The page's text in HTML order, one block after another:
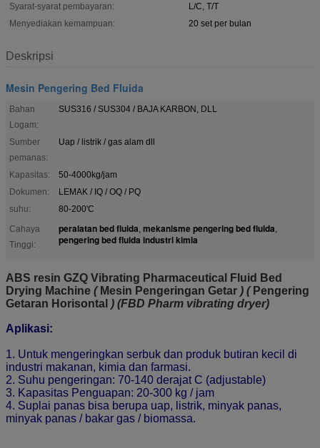
Syarat-syarat pembayaran:
L/C, T/T
Menyediakan kemampuan:
20 set per bulan
Deskripsi
Mesin Pengering Bed Fluida
Bahan
Logam:
SUS316 / SUS304 / BAJA KARBON, DLL
Sumber
pemanas:
Uap / listrik / gas alam dll
Kapasitas:
50-4000kg/jam
Dokumen:
LEMAK / IQ / OQ / PQ
suhu:
80-200'C
Cahaya
Tinggi:
peralatan bed fluida, mekanisme pengering bed fluida,
pengering bed fluida industri kimia
ABS resin GZQ Vibrating Pharmaceutical Fluid Bed
Drying Machine (Mesin Pengeringan Getar ) (Pengering
Getaran Horisontal ) (FBD Pharm vibrating dryer)
Aplikasi:
1. Untuk mengeringkan serbuk dan produk butiran kecil di
industri makanan, kimia dan farmasi.
2. Suhu pengeringan: 70-140 derajat C (adjustable)
3. Kapasitas Penguapan: 20-300 kg / jam
4. Suplai panas bisa berupa uap, listrik, minyak panas,
minyak panas / bakar gas / biomassa.